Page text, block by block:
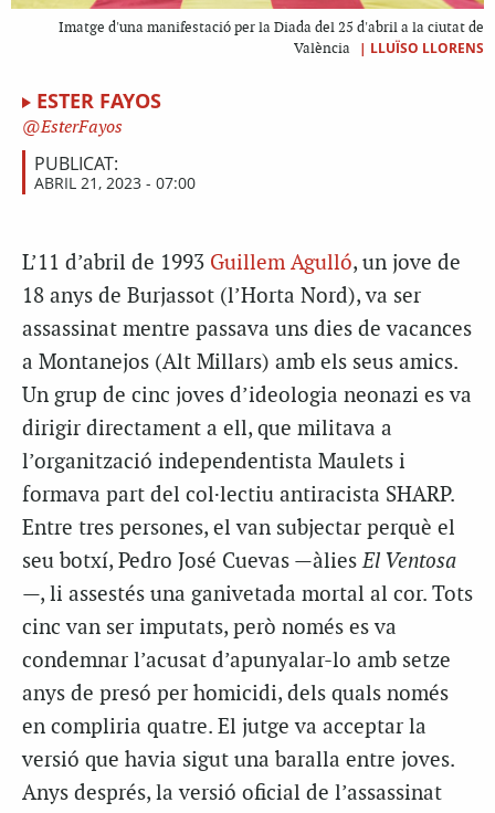
Imatge d'una manifestació per la Diada del 25 d'abril a la ciutat de
València
| LLUÏSO LLORENS
ESTER FAYOS
EsterFayos
PUBLICAT:
ABRIL 21, 2023 - 07:00
L’11 d’abril de 1993 Guillem Agulló, un jove de
18 anys de Burjassot (l’Horta Nord), va ser
assassinat mentre passava uns dies de vacances
a Montanejos (Alt Millars) amb els seus amics.
Un grup de cinc joves d’ideologia neonazi es va
dirigir directament a ell, que militava a
l’organització independentista Maulets i
formava part del col·lectiu antiracista SHARP.
Entre tres persones, el van subjectar perquè el
seu botxí, Pedro José Cuevas —àliesEl Ventosa
—, li assestés una ganivetada mortal al cor. Tots
cinc van ser imputats, però només es va
condemnar l’acusat d’apunyalar-lo amb setze
anys de presó per homicidi, dels quals només
en compliria quatre. El jutge va acceptar la
versió que havia sigut una baralla entre joves.
Anys després, la versió oficial de l’assassinat